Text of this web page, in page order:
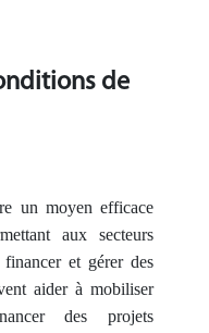
de
un moyen efficace
aux secteurs
et gérer des
aider à mobiliser
des projets